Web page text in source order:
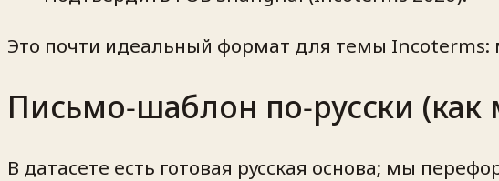
Это почти идеальный формат для темы
Письмо‑шаблон по‑русски
В датасете есть готовая русская основа; мы